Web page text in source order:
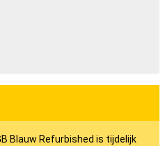
Blauw Refurbished is tijdelijk